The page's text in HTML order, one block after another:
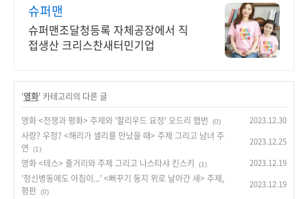
슈퍼맨
슈퍼맨조달청등록 자체공장에서 직
접생산 크리스찬새터민기업
'영화' 카테고리의 다른 글
영화 <전쟁과 평화> 주제와 '할리우드 요정' 오드리 햅번
(0) 2023.12.30
사랑? 우정? <해리가 샐리를 만났을 때> 주제 그리고 남녀 주
연
(1)
2023.12.25
영화 <테스> 줄거리와 주제 그리고 나스타샤 킨스키 (1) 2023.12.19
'정신병동에도 아침이...' <뻐꾸기 둥지 위로 날아간 새> 주제,
평판 (0)
2023.12.19